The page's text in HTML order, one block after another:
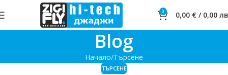
0 0,00 € / 0,00
Blog
Начало Търсене
ТЪРСЕНЕ